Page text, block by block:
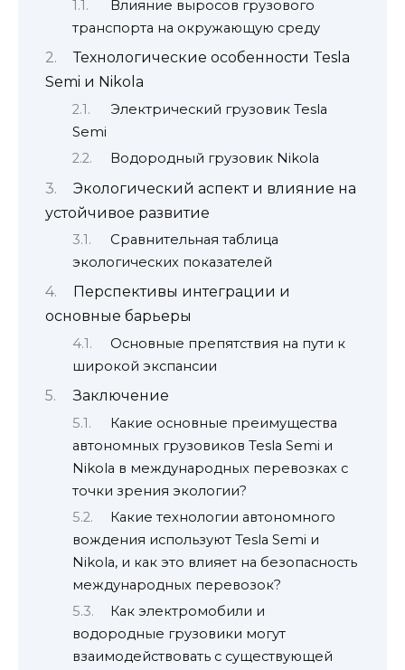
Влияние выросов грузового
транспорта на окружающую среду
Технологические особенности Tesla
Semi и Nikola
Электрический грузовик Tesla
Semi
Водородный грузовик Nikola
Экологический аспект и влияние на
устойчивое развитие
Сравнительная таблица
экологических показателей
Перспективы интеграции и
основные барьеры
Основные препятствия на пути к
широкой экспансии
Заключение
Какие основные преимущества
автономных грузовиков Tesla Semi и
Nikola в международных перевозках с
точки зрения экологии?
Какие технологии автономного
вождения используют Tesla Semi и
Nikola, и как это влияет на безопасность
международных перевозок?
Как электромобили и
водородные грузовики могут
взаимодействовать с существующей